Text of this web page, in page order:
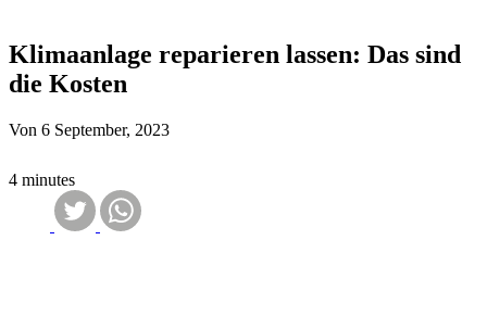
Klimaanlage reparieren lassen: Das sind
die Kosten
Von 6 September, 2023
4 minutes